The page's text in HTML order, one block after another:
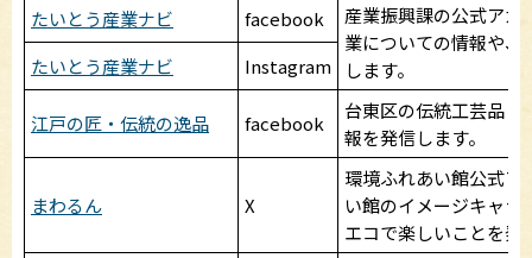
たいとう産業ナビ
facebook
産業振興課の公式アカ
業についての情報や、
します。
たいとう産業ナビ Instagram
江戸の匠・伝統の逸品 facebook
台東区の伝統工芸品・
報を発信します。
まわるん X
環境ふれあい館公式ア
い館のイメージキャラ
エコで楽しいことを発